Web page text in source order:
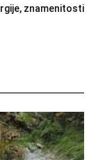
znamenitosti